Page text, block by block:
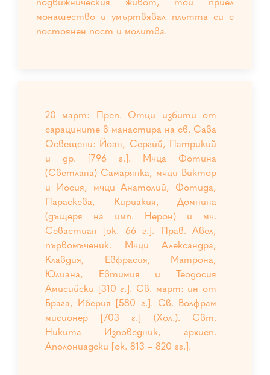
монашество и умъртвявал плътта си с
постоянен пост и молитва.
20 март: Преп. Отци избити от
сарацините в манастира на св. Сава
Освещени: Йоан, Сергий, Патрикий
и др. [796 г.]. Мчца Фотина
(Светлана) Самарянка, мчци Виктор
и Иосия, мчци Анатолий, Фотида,
Параскева, Кириакия, Домнина
(дъщеря на имп. Нерон) и мч.
Севастиан [ок. 66 г.]. Прав. Авел,
първомъченик. Мчци Александра,
Клавдия, Евфрасия, Матрона,
Юлиана, Евтимия и Теодосия
Амисийски [310 г.]. Св. март: ин от
Брага, Иберия [580 г.]. Св. Волфрам
мисионер [703 г.] (Хол.). Свт.
Никита Изповедник, архиеп.
Аполониадски [ок. 813 – 820 гг.].